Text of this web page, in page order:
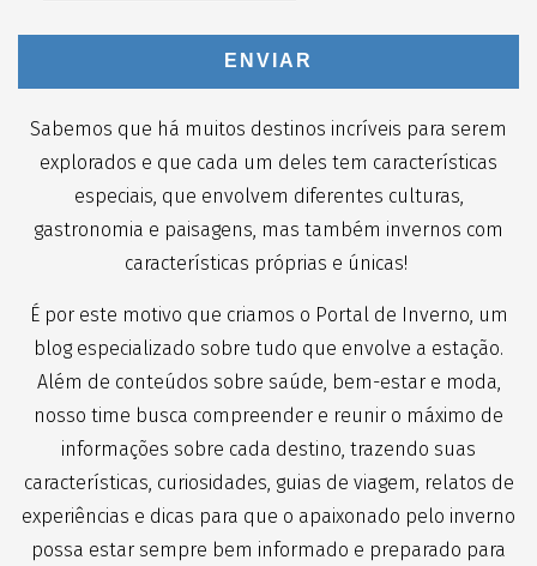
ENVIAR
Sabemos que há muitos destinos incríveis para serem
explorados e que cada um deles tem características
especiais, que envolvem diferentes culturas,
gastronomia e paisagens, mas também invernos com
características próprias e únicas!
É por este motivo que criamos o Portal de Inverno, um
blog especializado sobre tudo que envolve a estação.
Além de conteúdos sobre saúde, bem-estar e moda,
nosso time busca compreender e reunir o máximo de
informações sobre cada destino, trazendo suas
características, curiosidades, guias de viagem, relatos de
experiências e dicas para que o apaixonado pelo inverno
possa estar sempre bem informado e preparado para